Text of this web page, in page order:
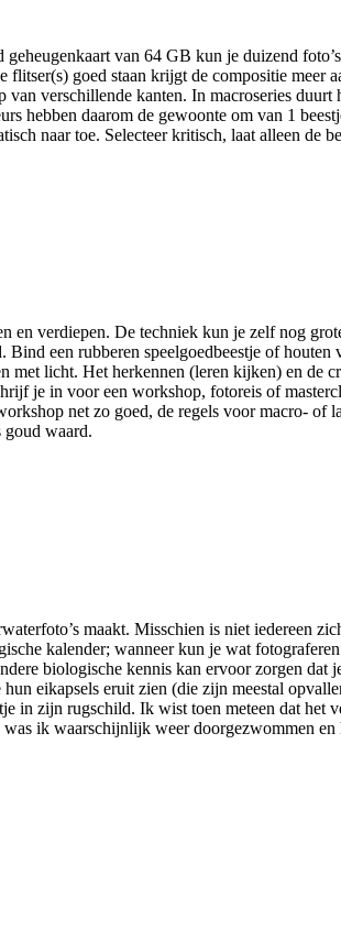
van 64 GB kun je duizend
flitser(s) goed staan krijgt de compositie
verschillende kanten. In macroseries
hebben daarom de gewoonte om van 1
naar toe. Selecteer kritisch, laat alleen de
verdiepen. De techniek kun je zelf nog
een rubberen speelgoedbeestje of
met licht. Het herkennen (leren kijken) en
je in voor een workshop, fotoreis of
net zo goed, de regels voor macro-
goud waard.
maakt. Misschien is niet iedereen
kalender; wanneer kun je wat
biologische kennis kan ervoor zorgen
eikapsels eruit zien (die zijn meestal
in zijn rugschild. Ik wist toen meteen dat
ik waarschijnlijk weer doorgezwommen